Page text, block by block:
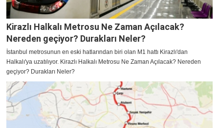
Kirazlı Halkalı Metrosu Ne Zaman Açılacak?
Nereden geçiyor? Durakları Neler?
İstanbul metrosunun en eski hatlarından biri olan M1 hattı Kirazlı'dan
Halkalı'ya uzatılıyor. Kirazlı Halkalı Metrosu Ne Zaman Açılacak? Nereden
geçiyor? Durakları Neler?